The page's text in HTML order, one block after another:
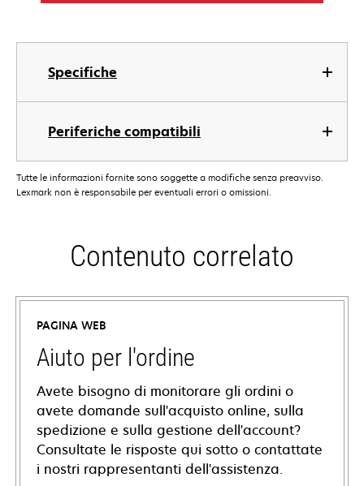
Specifiche
Periferiche compatibili
Tutte le informazioni fornite sono soggette a modifiche senza preavviso.
Lexmark non è responsabile per eventuali errori o omissioni.
Contenuto correlato
PAGINA WEB
Aiuto per l'ordine
Avete bisogno di monitorare gli ordini o
avete domande sull'acquisto online, sulla
spedizione e sulla gestione dell'account?
Consultate le risposte qui sotto o contattate
i nostri rappresentanti dell'assistenza.